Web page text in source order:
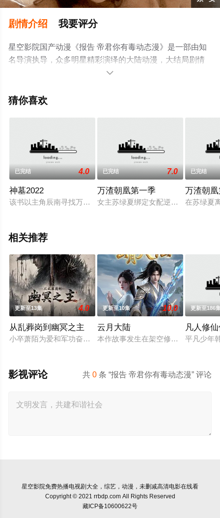
剧情介绍 我要评分
星空影院国产动漫《报告 帝君你有毒动态漫》是一部由知
名导演执导，众多明星精彩演绎的大陆动漫，大结局剧情
已揭晓（全50集），手机免费观看高清无删减完整版动漫
电视猫或剧情网等平台了解。

猜你喜欢
已完结 4.0
神墓2022
该书以主角辰南寻找万年前爱人雨馨、追索神魔灭亡遗秘的行
已完结 7.0
万渣朝凰第一季
女主苏绿夏绑定女配逆袭系统，穿越
已完结
万渣朝
在苏绿夏
相关推荐
更新至13集 4.0
从乱葬岗到幽冥之主
小卒萧陌为爱和军功奋斗三年，却被恋人柳莺儿与将军之子赵昊
更新至10集 10.0
云月大陆
本作故事发生在架空修仙世界——云
更新至186
凡人修
平凡少年
共0 条 “报告 帝君你有毒动态漫” 评论
影视评论
星空影院免费热播电视剧大全，综艺，动漫，未删减高清电影在线看
Copyright © 2021 rrbdp.com All Rights Reserved
藏ICP备10600622号